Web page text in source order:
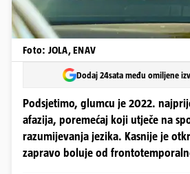
Foto: JOLA, ENAV
Dodaj 24sata među omiljene
Podsjetimo, glumcu je 2022.
afazija, poremećaj koji utječe na
razumijevanja jezika. Kasnije je
zapravo boluje od